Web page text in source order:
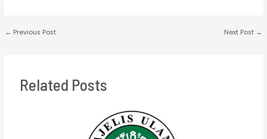
← Previous Post Next Post →
Related Posts